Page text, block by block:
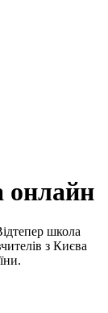
онлайн
школа
з Києва